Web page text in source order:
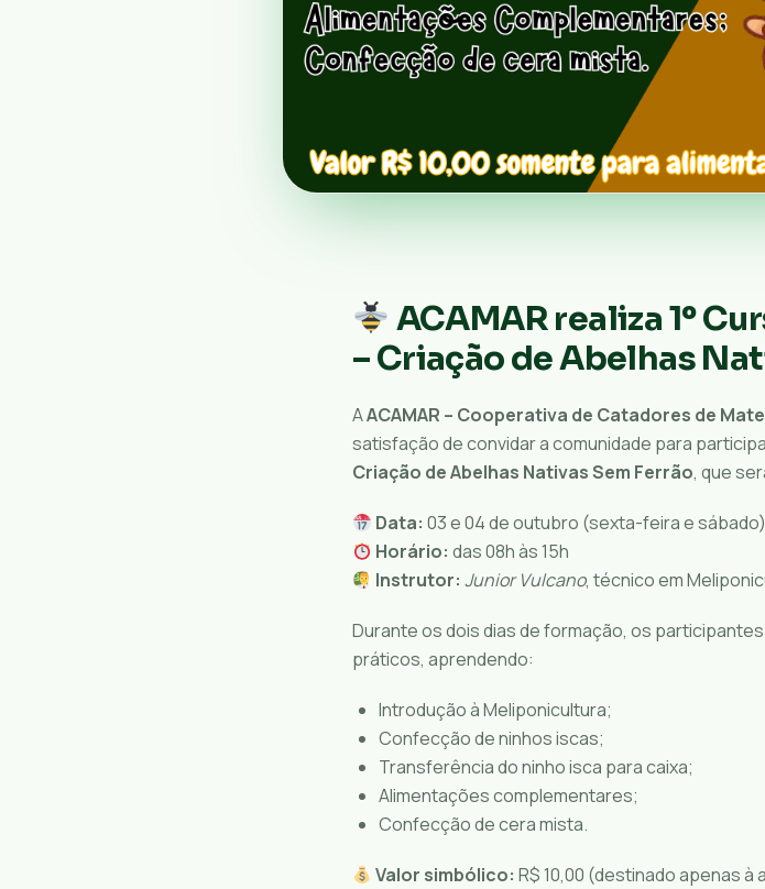
ACAMAR realiza 1º
– Criação de Abelhas
AACAMAR – Cooperativa de Catadores de
satisfação de convidar a comunidade para
Criação de Abelhas Nativas Sem Ferrão, que
Data: 03 e 04 de outubro (sexta-feira e sábado)
Horário: das 08h às 15h
Instrutor: Junior Vulcano, técnico em
Durante os dois dias de formação, os
práticos, aprendendo:
Introdução à Meliponicultura;
Confecção de ninhos iscas;
Transferência do ninho isca para caixa;
Alimentações complementares;
Confecção de cera mista.
Valor simbólico: R$ 10,00 (destinado apenas